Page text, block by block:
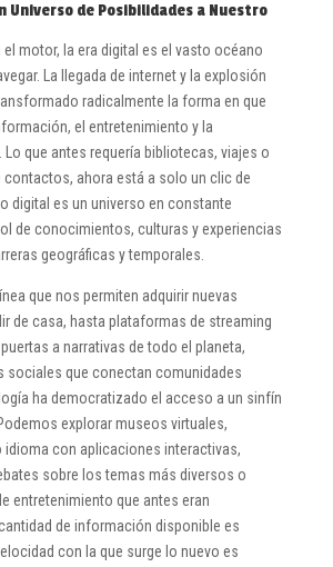
Universo de Posibilidades a Nuestro
motor, la era digital es el vasto océano
La llegada de internet y la explosión
radicalmente la forma en que
el entretenimiento y la
que antes requería bibliotecas, viajes o
contactos, ahora está a solo un clic de
digital es un universo en constante
de conocimientos, culturas y experiencias
geográficas y temporales.
que nos permiten adquirir nuevas
de casa, hasta plataformas de streaming
a narrativas de todo el planeta,
sociales que conectan comunidades
ha democratizado el acceso a un sinfín
explorar museos virtuales,
idioma con aplicaciones interactivas,
sobre los temas más diversos o
entretenimiento que antes eran
de información disponible es
con la que surge lo nuevo es